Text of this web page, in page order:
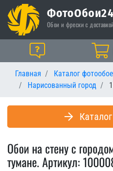
ФотоОбои24
Обои и фрески с доставкой
Помощь
Главная Каталог
Нарисованный город
Обои на стену с
тумане. Артикул: